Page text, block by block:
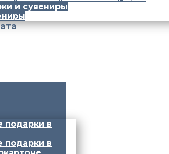
и сувениры
подарки в
подарки в